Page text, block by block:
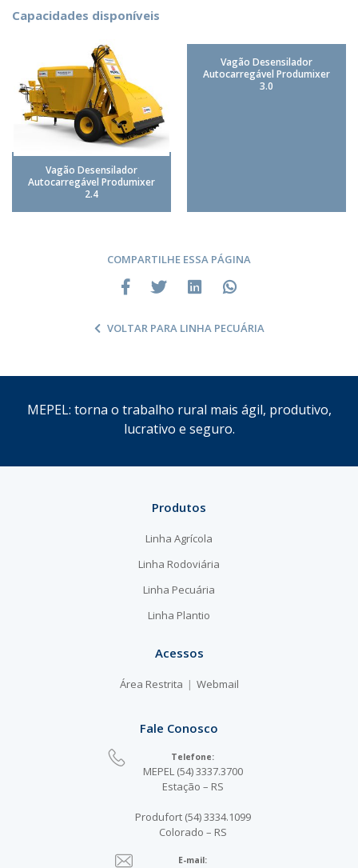
Capacidades disponíveis
Vagão Desensilador
Autocarregável Produmixer
2.4
Vagão Desensilador
Autocarregável Produmixer
3.0
VOLTAR PARA LINHA PECUÁRIA
COMPARTILHE ESSA PÁGINA
MEPEL: torna o trabalho rural mais ágil, produtivo,
lucrativo e seguro.
Produtos
Linha Agrícola
Linha Rodoviária
Linha Pecuária
Linha Plantio
Acessos
Área Restrita Webmail
Fale Conosco
Telefone:
MEPEL (54) 3337.3700
Estação – RS
Produfort (54) 3334.1099
Colorado – RS
E-mail: